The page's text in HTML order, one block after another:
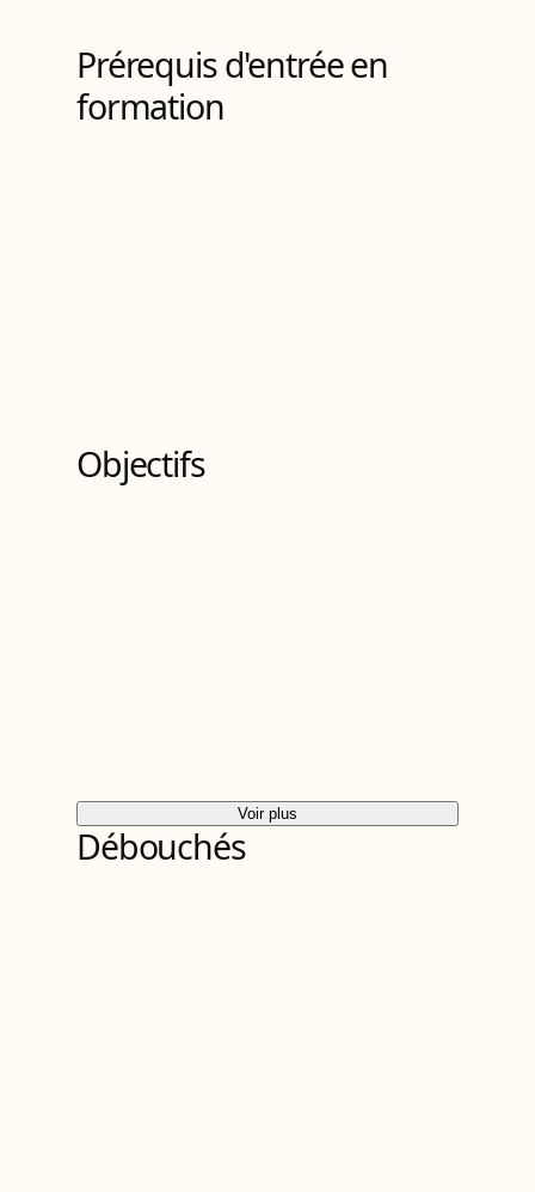
Prérequis d'entrée en
formation
Objectifs
Voir plus
Débouchés